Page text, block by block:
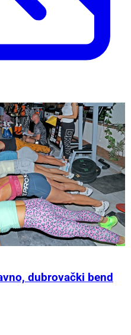
dubrovački bend